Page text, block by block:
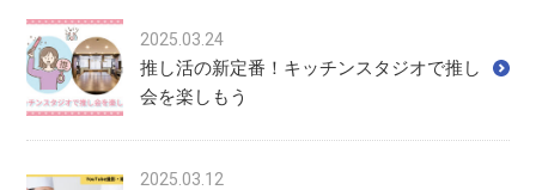
2025.03.24
推し活の新定番！キッチンスタジオで推し
会を楽しもう
2025.03.12